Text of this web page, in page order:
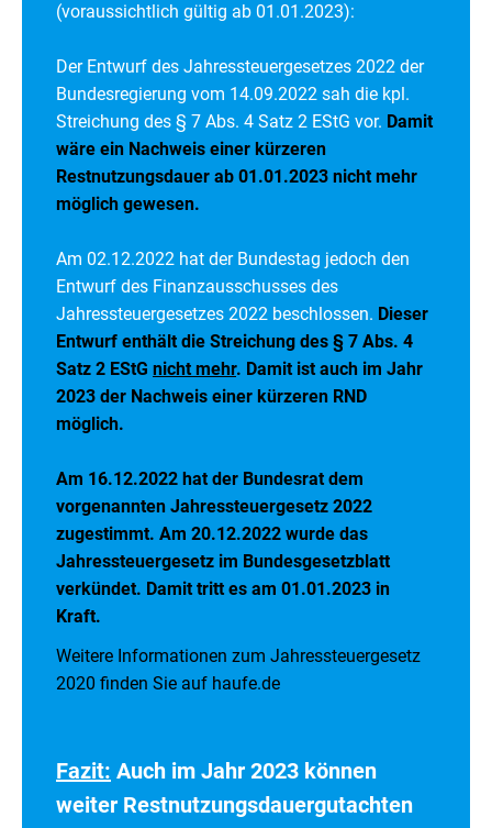
(voraussichtlich gültig ab 01.01.2023):
Der Entwurf des Jahressteuergesetzes 2022 der
Bundesregierung vom 14.09.2022 sah die kpl.
Streichung des § 7 Abs. 4 Satz 2 EStG vor. Damit
wäre ein Nachweis einer kürzeren
Restnutzungsdauer ab 01.01.2023 nicht mehr
möglich gewesen.
Am 02.12.2022 hat der Bundestag jedoch den
Entwurf des Finanzausschusses des
Jahressteuergesetzes 2022 beschlossen. Dieser
Entwurf enthält die Streichung des § 7 Abs. 4
Satz 2 EStG nicht mehr. Damit ist auch im Jahr
2023 der Nachweis einer kürzeren RND
möglich.
Am 16.12.2022 hat der Bundesrat dem
vorgenannten Jahressteuergesetz 2022
zugestimmt. Am 20.12.2022 wurde das
Jahressteuergesetz im Bundesgesetzblatt
verkündet. Damit tritt es am 01.01.2023 in
Kraft.
Weitere Informationen zum Jahressteuergesetz
2020 finden Sie auf haufe.de
Fazit: Auch im Jahr 2023 können
weiter Restnutzungsdauergutachten